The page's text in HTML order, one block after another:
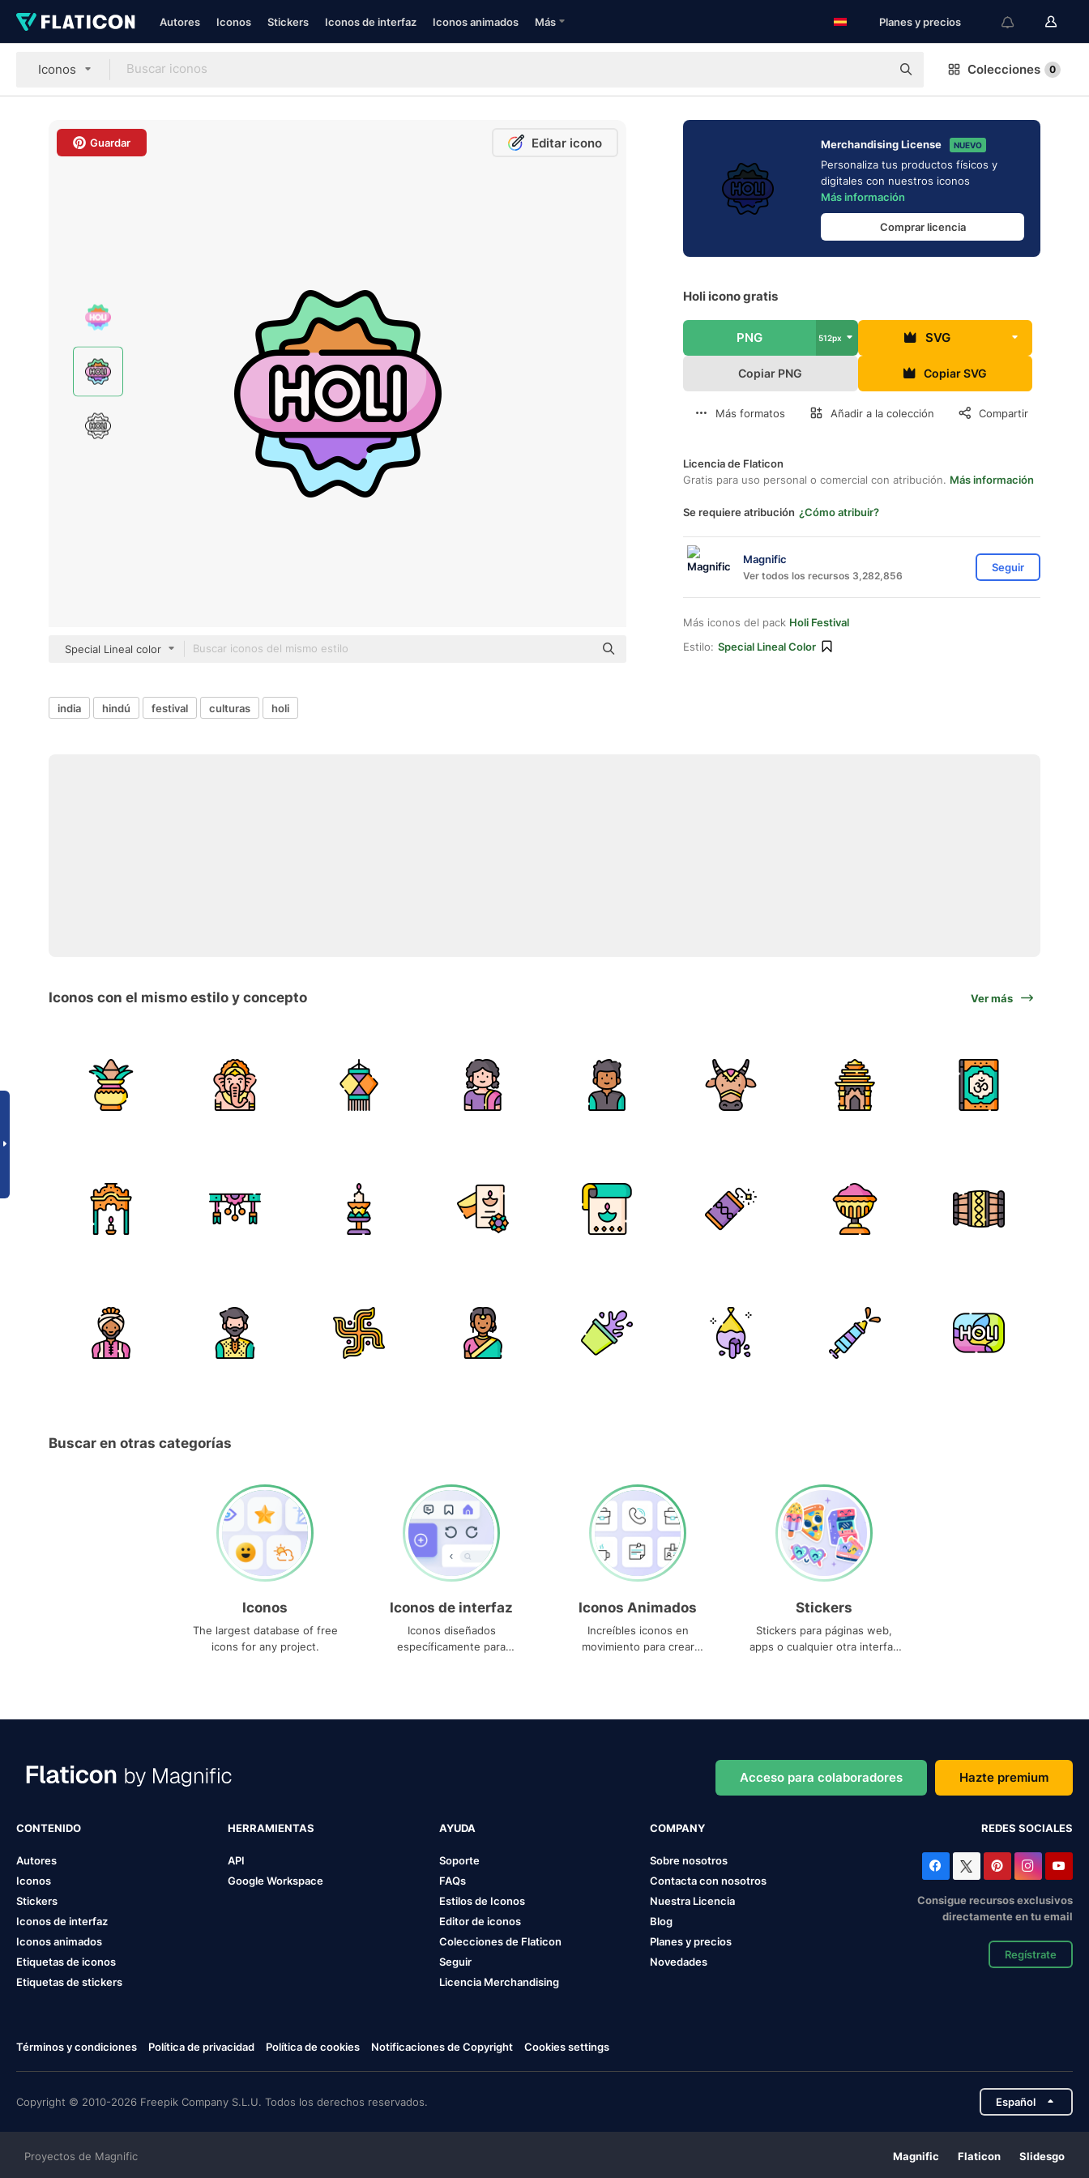
Autores Iconos Stickers Iconos de interfaz Iconos animados Más Planes y precios
Iconos Colecciones 0
Guardar Editar icono
Special Lineal color
Merchandising License NUEVO
Personaliza tus productos físicos y
digitales con nuestros iconos
Más información
Comprar licencia
Holi icono gratis
PNG 512px SVG
Copiar PNG Copiar SVG
Más formatos Añadir a la colección Compartir
Licencia de Flaticon
Gratis para uso personal o comercial con atribución. Más información
Se requiere atribución ¿Cómo atribuir?
Magnific
Ver todos los recursos 3,282,856
Seguir
Más iconos del pack Holi Festival
Estilo: Special Lineal Color
india hindú festival culturas holi
Iconos con el mismo estilo y concepto Ver más
Buscar en otras categorías
Iconos
The largest database of free
icons for any project.
Iconos de interfaz
Iconos diseñados
específicamente para
Iconos Animados
Increíbles iconos en
movimiento para crear
Stickers
Stickers para páginas web,
apps o cualquier otra interfaz
Acceso para colaboradores Hazte premium
CONTENIDO
Autores
Iconos
Stickers
Iconos de interfaz
Iconos animados
Etiquetas de iconos
Etiquetas de stickers
HERRAMIENTAS
API
Google Workspace
AYUDA
Soporte
FAQs
Estilos de Iconos
Editor de iconos
Colecciones de Flaticon
Seguir
Licencia Merchandising
COMPANY
Sobre nosotros
Contacta con nosotros
Nuestra Licencia
Blog
Planes y precios
Novedades
REDES SOCIALES
Consigue recursos exclusivos
directamente en tu email
Regístrate
Términos y condiciones Política de privacidad Política de cookies Notificaciones de Copyright Cookies settings
Copyright © 2010-2026 Freepik Company S.L.U. Todos los derechos reservados. Español
Proyectos de Magnific Magnific Flaticon Slidesgo